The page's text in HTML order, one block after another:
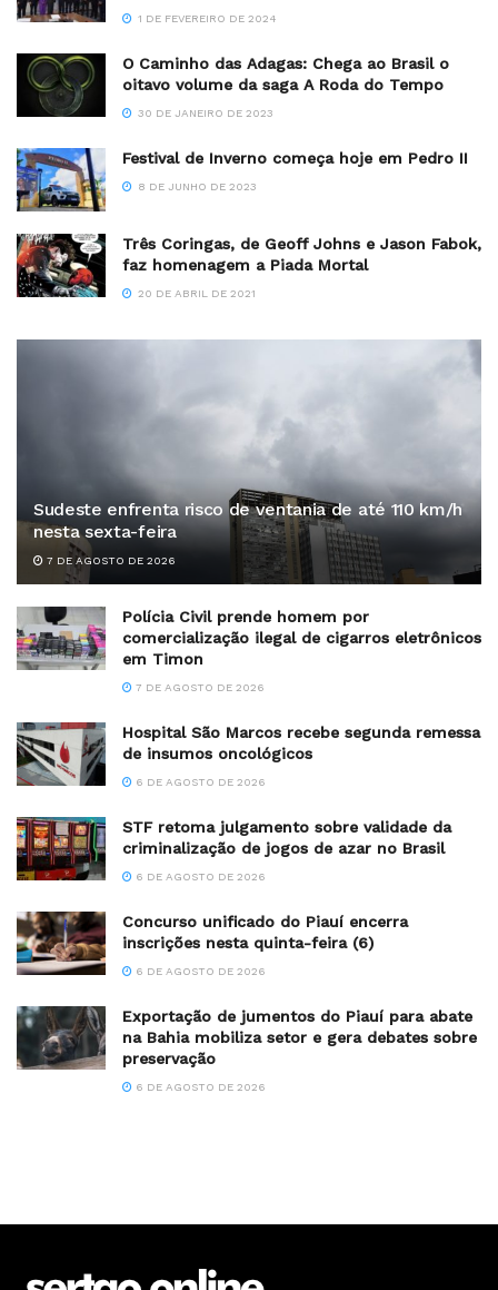
1 DE FEVEREIRO DE 2024
O Caminho das Adagas: Chega ao Brasil o
oitavo volume da saga A Roda do Tempo
30 DE JANEIRO DE 2023
Festival de Inverno começa hoje em Pedro II
8 DE JUNHO DE 2023
Três Coringas, de Geoff Johns e Jason Fabok,
faz homenagem a Piada Mortal
20 DE ABRIL DE 2021
Sudeste enfrenta risco de ventania de até 110 km/h
nesta sexta-feira
7 DE AGOSTO DE 2026
Polícia Civil prende homem por
comercialização ilegal de cigarros eletrônicos
em Timon
7 DE AGOSTO DE 2026
Hospital São Marcos recebe segunda remessa
de insumos oncológicos
6 DE AGOSTO DE 2026
STF retoma julgamento sobre validade da
criminalização de jogos de azar no Brasil
6 DE AGOSTO DE 2026
Concurso unificado do Piauí encerra
inscrições nesta quinta-feira (6)
6 DE AGOSTO DE 2026
Exportação de jumentos do Piauí para abate
na Bahia mobiliza setor e gera debates sobre
preservação
6 DE AGOSTO DE 2026